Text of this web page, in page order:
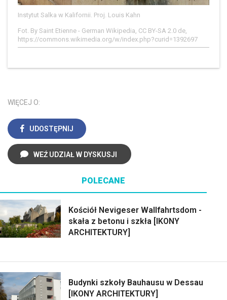
Instytut Salka w Kalifornii. Proj. Louis Kahn
Fot. By Saint Etienne - German Wikipedia, CC BY-SA 2.0 de,
https://commons.wikimedia.org/w/index.php?curid=1392697
WIĘCEJ O:
UDOSTĘPNIJ
WEŹ UDZIAŁ W DYSKUSJI
POLECANE
Kościół Nevigeser Wallfahrtsdom -
skała z betonu i szkła [IKONY
ARCHITEKTURY]
Budynki szkoły Bauhausu w Dessau
[IKONY ARCHITEKTURY]